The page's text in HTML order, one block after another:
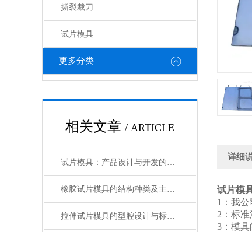
撕裂裁刀
试片模具
更多分类
相关文章 / ARTICLE
试片模具：产品设计与开发的得力助手
橡胶试片模具的结构种类及主要用途
拉伸试片模具的型腔设计与标准试样制备技术分析
详细
试片模
1：我
2：标准
3：模具